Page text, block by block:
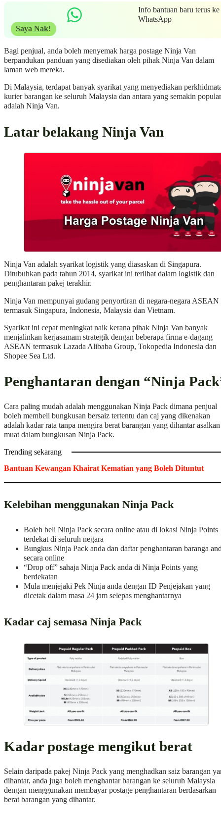
Info bantuan baru terus ke
WhatsApp
Saya Nak!
Bagi penjual, anda boleh menyemak harga postage Ninja Van
berpandukan panduan yang disediakan oleh pihak Ninja Van dalam
laman web mereka.
Di Malaysia, terdapat banyak syarikat yang menyediakan
kurier barangan ke seluruh Malaysia dan antara yang semakin popular
adalah Ninja Van.
Latar belakang Ninja Van
Ninja Van adalah syarikat logistik yang diasaskan di Singapura.
Ditubuhkan pada tahun 2014, syarikat ini terlibat dalam logistik dan
penghantaran pakej terakhir.
Ninja Van mempunyai gudang penyortiran di negara-negara ASEAN
termasuk Singapura, Indonesia, Malaysia dan Vietnam.
Syarikat ini cepat meningkat naik kerana pihak Ninja Van banyak
menjalinkan kerjasamam strategik dengan beberapa firma e-dagang
ASEAN termasuk Lazada Alibaba Group, Tokopedia Indonesia dan
Shopee Sea Ltd.
Penghantaran dengan “Ninja
Cara paling mudah adalah menggunakan Ninja Pack dimana penjual
boleh membeli bungkusan bersaiz tertentu dan caj yang dikenakan
adalah kadar rata tanpa mengira berat barangan yang dihantar asalkan
muat dalam bungkusan Ninja Pack.
Trending sekarang
Bantuan Kewangan Khairat Kematian yang Boleh Dituntut
Kelebihan menggunakan Ninja Pack
Boleh beli Ninja Pack secara online atau di lokasi Ninja Points
terdekat di seluruh negara
Bungkus Ninja Pack anda dan daftar penghantaran baranga
secara online
“Drop off” sahaja Ninja Pack anda di Ninja Points yang
berdekatan
Mula menjejaki Pek Ninja anda dengan ID Penjejakan yang
dicetak dalam masa 24 jam selepas menghantarnya
Kadar caj semasa Ninja Pack
Kadar postage mengikut berat
Selain daripada pakej Ninja Pack yang menghadkan saiz barangan
dihantar, anda juga boleh menghantar barangan ke seluruh Malaysia
dengan menggunakan membayar postage penghantaran berdasarkan
berat barangan yang dihantar.